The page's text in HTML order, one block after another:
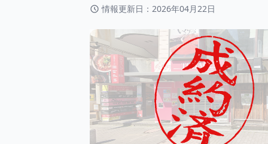
情報更新日：2026年04月22日